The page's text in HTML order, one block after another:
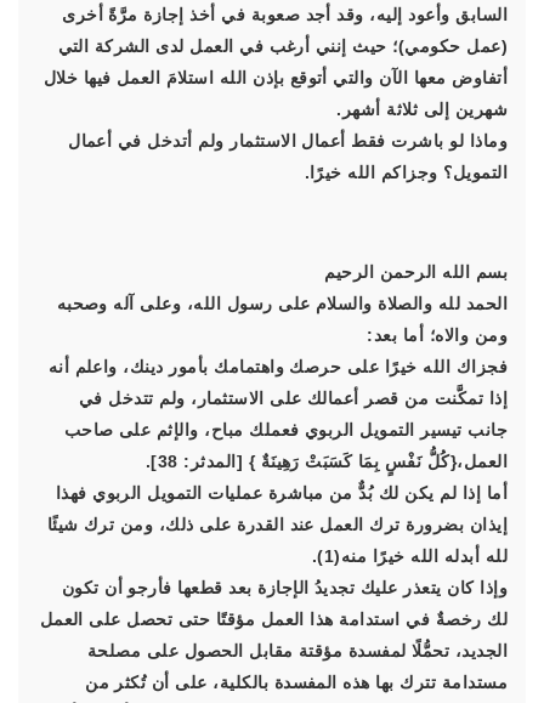
السابق وأعود إليه، وقد أجد صعوبة في أخذ إجازة مرَّةً أخرى
(عمل حكومي)؛ حيث إنني أرغب في العمل لدى الشركة التي
أتفاوض معها الآن والتي أتوقع بإذن الله استلامَ العمل فيها خلال
شهرين إلى ثلاثة أشهر.
وماذا لو باشرت فقط أعمال الاستثمار ولم أتدخل في أعمال
التمويل؟ وجزاكم الله خيرًا.
بسم الله الرحمن الرحيم
الحمد لله والصلاة والسلام على رسول الله، وعلى آله وصحبه
ومن والاه؛ أما بعد:
فجزاك الله خيرًا على حرصك واهتمامك بأمور دينك، واعلم أنه
إذا تمكَّنت من قصر أعمالك على الاستثمار، ولم تتدخل في
جانب تيسير التمويل الربوي فعملك مباح، والإثم على صاحب
العمل،{كُلُّ نَفْسٍ بِمَا كَسَبَتْ رَهِينَةٌ } [المدثر: 38].
أما إذا لم يكن لك بُدٌّ من مباشرة عمليات التمويل الربوي فهذا
إيذان بضرورة ترك العمل عند القدرة على ذلك، ومن ترك شيئًا
لله أبدله الله خيرًا منه(1).
وإذا كان يتعذر عليك تجديدُ الإجازة بعد قطعها فأرجو أن تكون
لك رخصةٌ في استدامة هذا العمل مؤقتًا حتى تحصل على العمل
الجديد، تحمُّلًا لمفسدة مؤقتة مقابل الحصول على مصلحة
مستدامة تترك بها هذه المفسدة بالكلية، على أن تُكثر من